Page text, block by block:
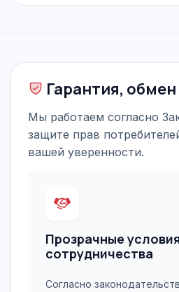
Гарантия,
Мы работаем согласно
защите прав
вашей уверенности.
Прозрачные
сотрудничества
Согласно